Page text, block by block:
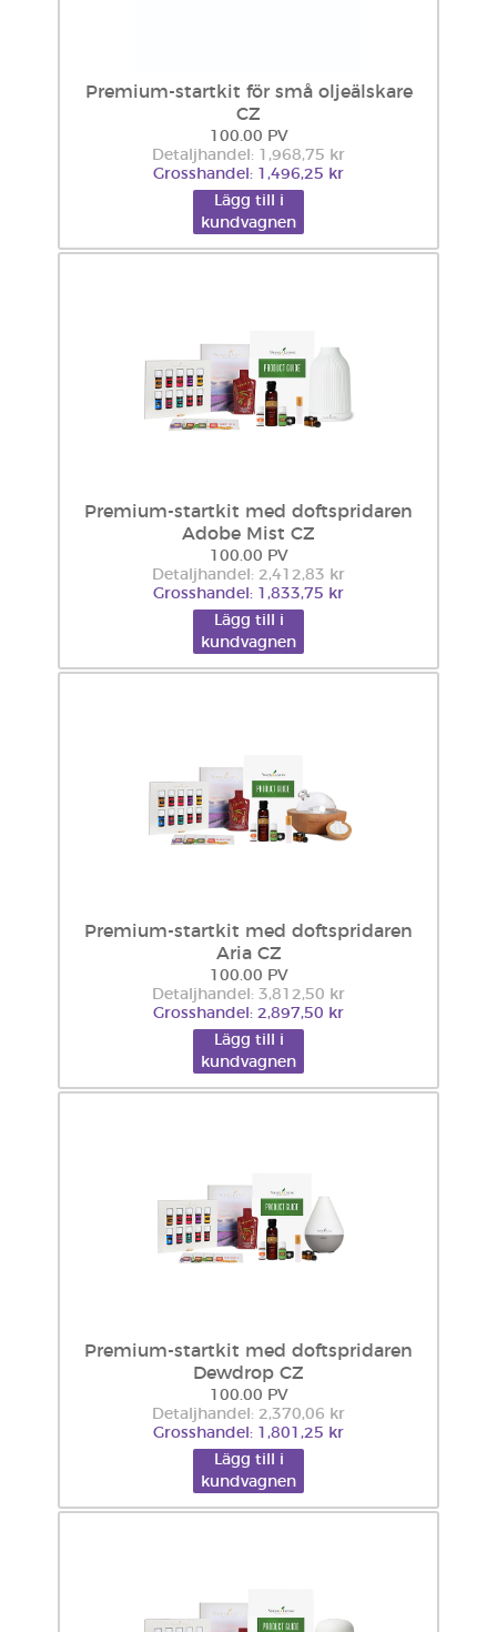
Premium-startkit för små oljeälskare
CZ
100.00 PV
Detaljhandel: 1,968,75 kr
Grosshandel: 1,496,25 kr
Lägg till i
kundvagnen
Premium-startkit med doftspridaren
Adobe Mist CZ
100.00 PV
Detaljhandel: 2,412,83 kr
Grosshandel: 1,833,75 kr
Lägg till i
kundvagnen
Premium-startkit med doftspridaren
Aria CZ
100.00 PV
Detaljhandel: 3,812,50 kr
Grosshandel: 2,897,50 kr
Lägg till i
kundvagnen
Premium-startkit med doftspridaren
Dewdrop CZ
100.00 PV
Detaljhandel: 2,370,06 kr
Grosshandel: 1,801,25 kr
Lägg till i
kundvagnen